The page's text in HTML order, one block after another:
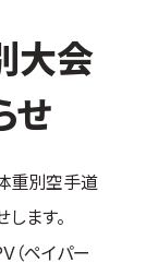
大会
せ
重別空手道
ます。
（ペイパー